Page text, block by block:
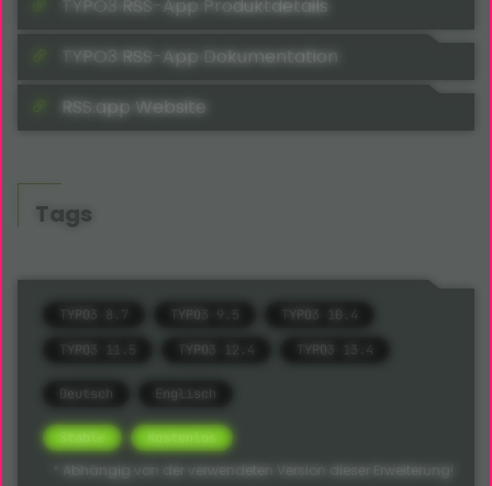
TYPO3 RSS-App Produktdetails
TYPO3 RSS-App Dokumentation
RSS.app Website
Tags
TYPO3 8.7 TYPO3 9.5
TYPO3 10.4
TYPO3 11.5
TYPO3 12.4 TYPO3 13.4
Deutsch Englisch
Stable Kostenlos
* Abhängig von der verwendeten Version dieser Erweiterung!